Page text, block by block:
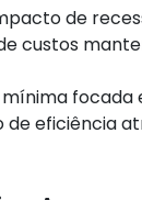
de
custos
focada
de eficiência